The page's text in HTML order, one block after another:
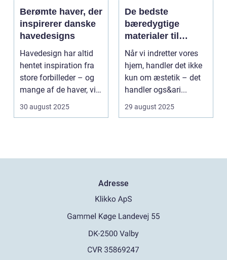
Berømte haver, der
inspirerer danske
havedesigns
Havedesign har altid
hentet inspiration fra
store forbilleder – og
mange af de haver, vi
kende...
30 august 2025
De bedste
bæredygtige
materialer til
boligindretning
Når vi indretter vores
hjem, handler det ikke
kun om æstetik – det
handler ogs&ari...
29 august 2025
Adresse